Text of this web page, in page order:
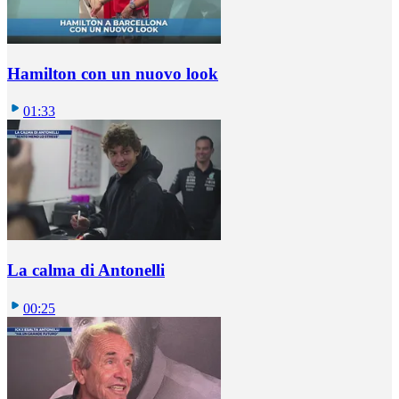
Hamilton con un nuovo look
01:33
La calma di Antonelli
00:25